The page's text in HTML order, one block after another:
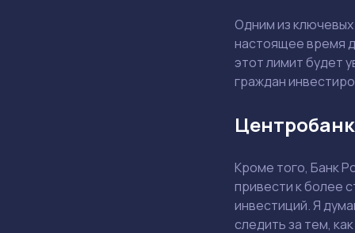
Одним из
настоящее время
этот лимит будет
граждан
Кроме того, Банк
привести к более
инвестиций. Я
следить за тем,